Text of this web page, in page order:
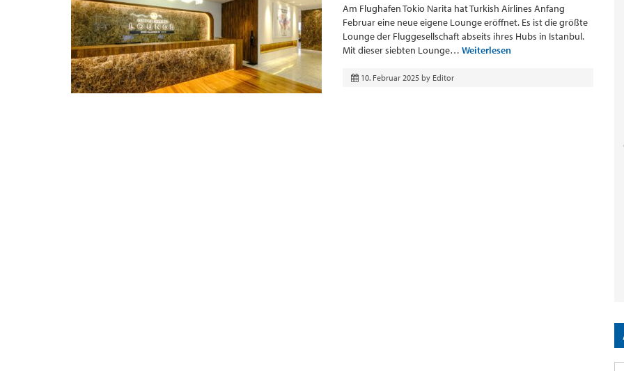
Am Flughafen Tokio Narita hat Turkish Airlines Anfang
Februar eine neue eigene Lounge eröffnet. Es ist die größte
Lounge der Fluggesellschaft abseits ihres Hubs in Istanbul.
Mit dieser siebten Lounge… Weiterlesen
10. Februar 2025 by Editor